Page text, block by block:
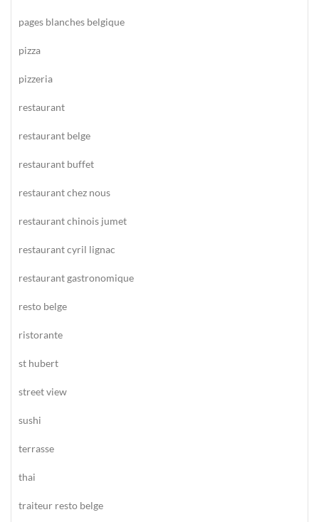
pages blanches belgique
pizza
pizzeria
restaurant
restaurant belge
restaurant buffet
restaurant chez nous
restaurant chinois jumet
restaurant cyril lignac
restaurant gastronomique
resto belge
ristorante
st hubert
street view
sushi
terrasse
thai
traiteur resto belge